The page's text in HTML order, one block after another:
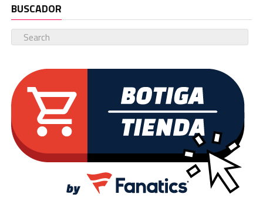
BUSCADOR